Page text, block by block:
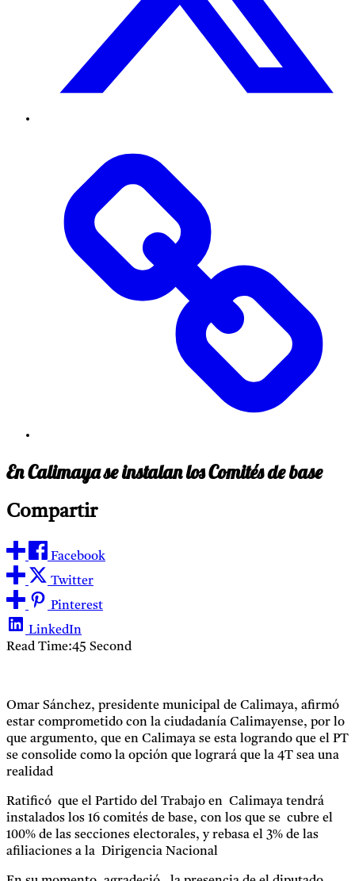
En Calimaya se instalan los Comités de base
Compartir
Facebook
Twitter
Pinterest
LinkedIn
Read Time:45 Second
Omar Sánchez, presidente municipal de Calimaya, afirmó
estar comprometido con la ciudadanía Calimayense, por lo
que argumento, que en Calimaya se esta logrando que el PT
se consolide como la opción que logrará que la 4T sea una
realidad
Ratificó que el Partido del Trabajo en Calimaya tendrá
instalados los 16 comités de base, con los que se cubre el
100% de las secciones electorales, y rebasa el 3% de las
afiliaciones a la Dirigencia Nacional